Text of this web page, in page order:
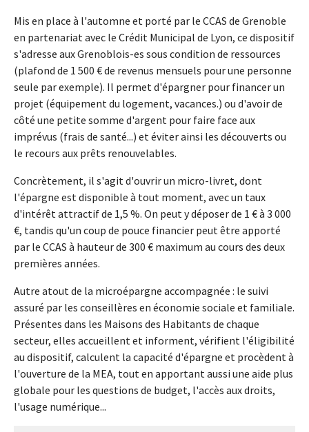
Mis en place à l'automne et porté par le CCAS de Grenoble
en partenariat avec le Crédit Municipal de Lyon, ce dispositif
s'adresse aux Grenoblois-es sous condition de ressources
(plafond de 1 500 € de revenus mensuels pour une personne
seule par exemple). Il permet d'épargner pour financer un
projet (équipement du logement, vacances.) ou d'avoir de
côté une petite somme d'argent pour faire face aux
imprévus (frais de santé...) et éviter ainsi les découverts ou
le recours aux prêts renouvelables.
Concrètement, il s'agit d'ouvrir un micro-livret, dont
l'épargne est disponible à tout moment, avec un taux
d'intérêt attractif de 1,5 %. On peut y déposer de 1 € à 3 000
€, tandis qu'un coup de pouce financier peut être apporté
par le CCAS à hauteur de 300 € maximum au cours des deux
premières années.
Autre atout de la microépargne accompagnée : le suivi
assuré par les conseillères en économie sociale et familiale.
Présentes dans les Maisons des Habitants de chaque
secteur, elles accueillent et informent, vérifient l'éligibilité
au dispositif, calculent la capacité d'épargne et procèdent à
l'ouverture de la MEA, tout en apportant aussi une aide plus
globale pour les questions de budget, l'accès aux droits,
l'usage numérique...